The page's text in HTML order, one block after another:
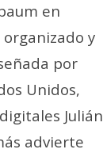
en
y
por
Unidos,
Julián
advierte